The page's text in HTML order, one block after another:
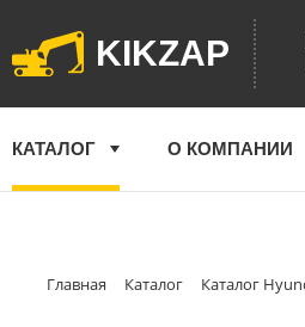
KIKZAP
КАТАЛОГ О КОМПАНИИ
Главная Каталог Каталог